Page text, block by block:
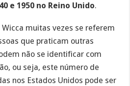
e 1950 no Reino Unido.
muitas vezes se referem
que praticam outras
não se identificar com
ou seja, este número de
nos Estados Unidos pode ser